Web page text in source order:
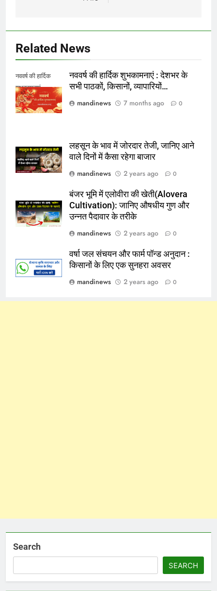
Related News
नववर्ष की हार्दिक
शुभकामनाएं
नववर्ष की हार्दिक शुभकामनाएं : देशभर के
सभी पाठकों, किसानों, व्यापारियों…
mandinews
7 months ago 0
लहसून के भाव में जोरदार तेजी, जानिए आने
वाले दिनों में कैसा रहेगा बाजार
mandinews
2 years ago 0
बंजर भूमि में एलोवीरा की खेती(Alovera
Cultivation): जानिए औषधीय गुण और
उन्नत पैदावार के तरीके
mandinews
2 years ago 0
वर्षा जल संचयन और फार्म पॉन्ड अनुदान :
किसानों के लिए एक सुनहरा अवसर
mandinews
2 years ago 0
Search
SEARCH